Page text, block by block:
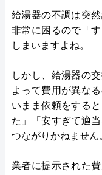
給湯器の不調は突
非常に困るので「
しまいますよね。
しかし、給湯器の
よって費用が異な
いまま依頼をする
た」「安すぎて適
つながりかねません
業者に提示された